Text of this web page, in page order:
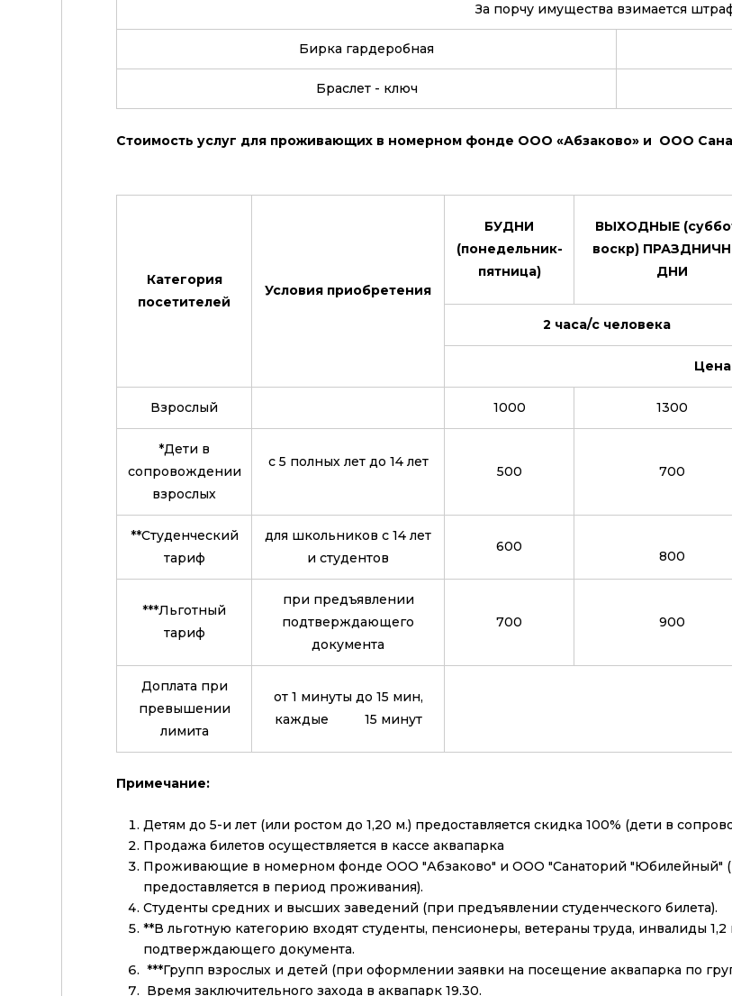
За порчу имущества взимается
Бирка гардеробная
Браслет - ключ
Стоимость услуг для проживающих в номерном фонде ООО «Абзаково» и ООО
Категория
посетителей
Условия приобретения
БУДНИ
(понедельник-
пятница)
ВЫХОДНЫЕ
воскр)
ДНИ
2 часа/с человека
Взрослый 1000 1300
*Дети в
сопровождении
взрослых
с 5 полных лет до 14 лет
500 700
**Студенческий
тариф
для школьников с 14 лет
и студентов
600
800
***Льготный
тариф
при предъявлении
подтверждающего
документа
700 900
Доплата при
превышении
лимита
от 1 минуты до 15 мин,
каждые 15 минут
Примечание:
Детям до 5-и лет (или ростом до 1,20 м.) предоставляется скидка 100% (дети в
Продажа билетов осуществляется в кассе аквапарка
Проживающие в номерном фонде ООО "Абзаково" и ООО "Санаторий "Юбилейный"
предоставляется в период проживания).
Студенты средних и высших заведений (при предъявлении студенческого билета).
**В льготную категорию входят студенты, пенсионеры, ветераны труда, инвалиды
подтверждающего документа.
***Групп взрослых и детей (при оформлении заявки на посещение аквапарка по
Время заключительного захода в аквапарк 19.30.